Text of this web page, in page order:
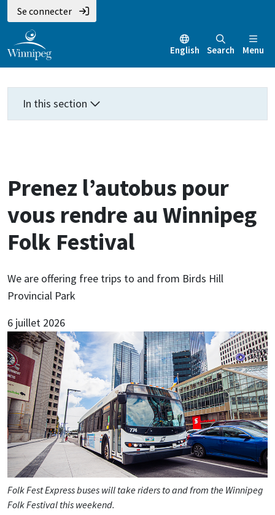
Aller
au
contenu
principal
Skip
to
main
menu
Skip
to
footer
Se connecter
English Search Menu
In this section
Prenez l’autobus pour
vous rendre au Winnipeg
Folk Festival
We are offering free trips to and from Birds Hill
Provincial Park
6 juillet 2026
Folk Fest Express buses will take riders to and from the Winnipeg
Folk Festival this weekend.